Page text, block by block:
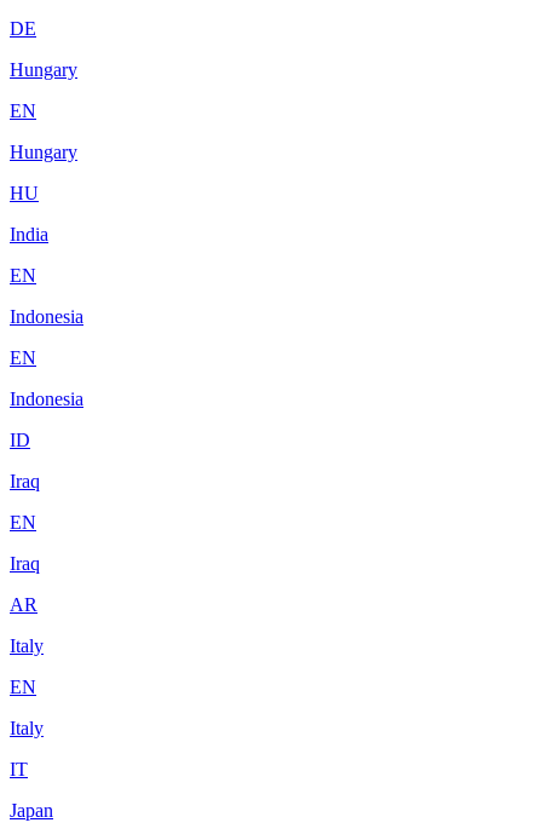
DE
Hungary
EN
Hungary
HU
India
EN
Indonesia
EN
Indonesia
ID
Iraq
EN
Iraq
AR
Italy
EN
Italy
IT
Japan